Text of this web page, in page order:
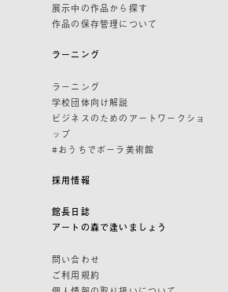
展示中の作品から探す
作品の保存管理について
ラーニング
ラーニング
学校団体向け解説
ビジネスのためのアートワークショ
ップ
#おうちでポーラ美術館
採用情報
館長日誌
アートの森で逢いましょう
問い合わせ
ご利用規約